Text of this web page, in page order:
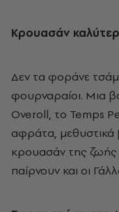
Κρουασάν
Δεν τα φοράνε
φουρναραίοι. Μια
Overoll, το Temps
αφράτα,
κρουασάν της ζωής
παίρνουν και οι